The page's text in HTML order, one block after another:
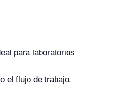
para laboratorios
el flujo de trabajo.